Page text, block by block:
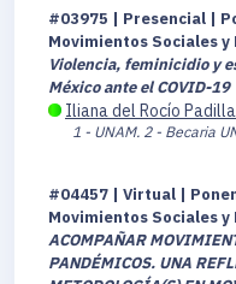
#03975 | Presencial |
Movimientos Sociales y
Violencia, feminicidio y
México ante el COVID-19
Iliana del Rocío
1 - UNAM. 2 - Becaria
#04457 | Virtual |
Movimientos Sociales y
ACOMPAÑAR
PANDÉMICOS. UNA